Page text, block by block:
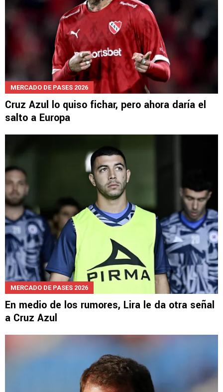
MERCADO DE PASES 2026
Cruz Azul lo quiso fichar, pero ahora daría el
salto a Europa
MERCADO DE PASES 2026
En medio de los rumores, Lira le da otra señal
a Cruz Azul